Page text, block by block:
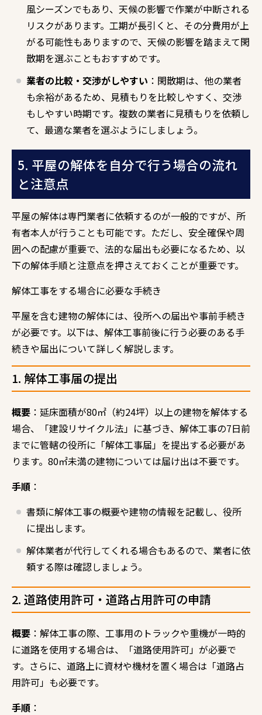
風シーズンでもあり、天候の影響で作業が中断される
リスクがあります。工期が長引くと、その分費用が上
がる可能性もありますので、天候の影響を踏まえて閑
散期を選ぶこともおすすめです。
業者の比較・交渉がしやすい ：閑散期は、他の業者
も余裕があるため、見積もりを比較しやすく、交渉
もしやすい時期です。複数の業者に見積もりを依頼し
て、最適な業者を選ぶようにしましょう。
5. 平屋の解体を自分で行う場合の流れ
と注意点
平屋の解体は専門業者に依頼するのが一般的ですが、所
有者本人が行うことも可能です。ただし、安全確保や周
囲への配慮が重要で、法的な届出も必要になるため、以
下の解体手順と注意点を押さえておくことが重要です。
解体工事をする場合に必要な手続き
平屋を含む建物の解体には、役所への届出や事前手続き
が必要です。以下は、解体工事前後に行う必要のある手
続きや届出について詳しく解説します。
1. 解体工事届の提出
概要 ：延床面積が80㎡（約24坪）以上の建物を解体する
場合、「建設リサイクル法」に基づき、解体工事の7日前
までに管轄の役所に「解体工事届」を提出する必要があ
ります。80㎡未満の建物については届け出は不要です。
手順 ：
書類に解体工事の概要や建物の情報を記載し、役所
に提出します。
解体業者が代行してくれる場合もあるので、業者に依
頼する際は確認しましょう。
2. 道路使用許可・道路占用許可の申請
概要 ：解体工事の際、工事用のトラックや重機が一時的
に道路を使用する場合は、「道路使用許可」が必要で
す。さらに、道路上に資材や機材を置く場合は「道路占
用許可」も必要です。
手順 ：